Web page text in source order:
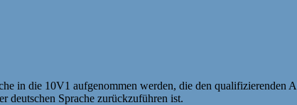
in die 10V1 aufgenommen werden, die den qualifizierenden
deutschen Sprache zurückzuführen ist.